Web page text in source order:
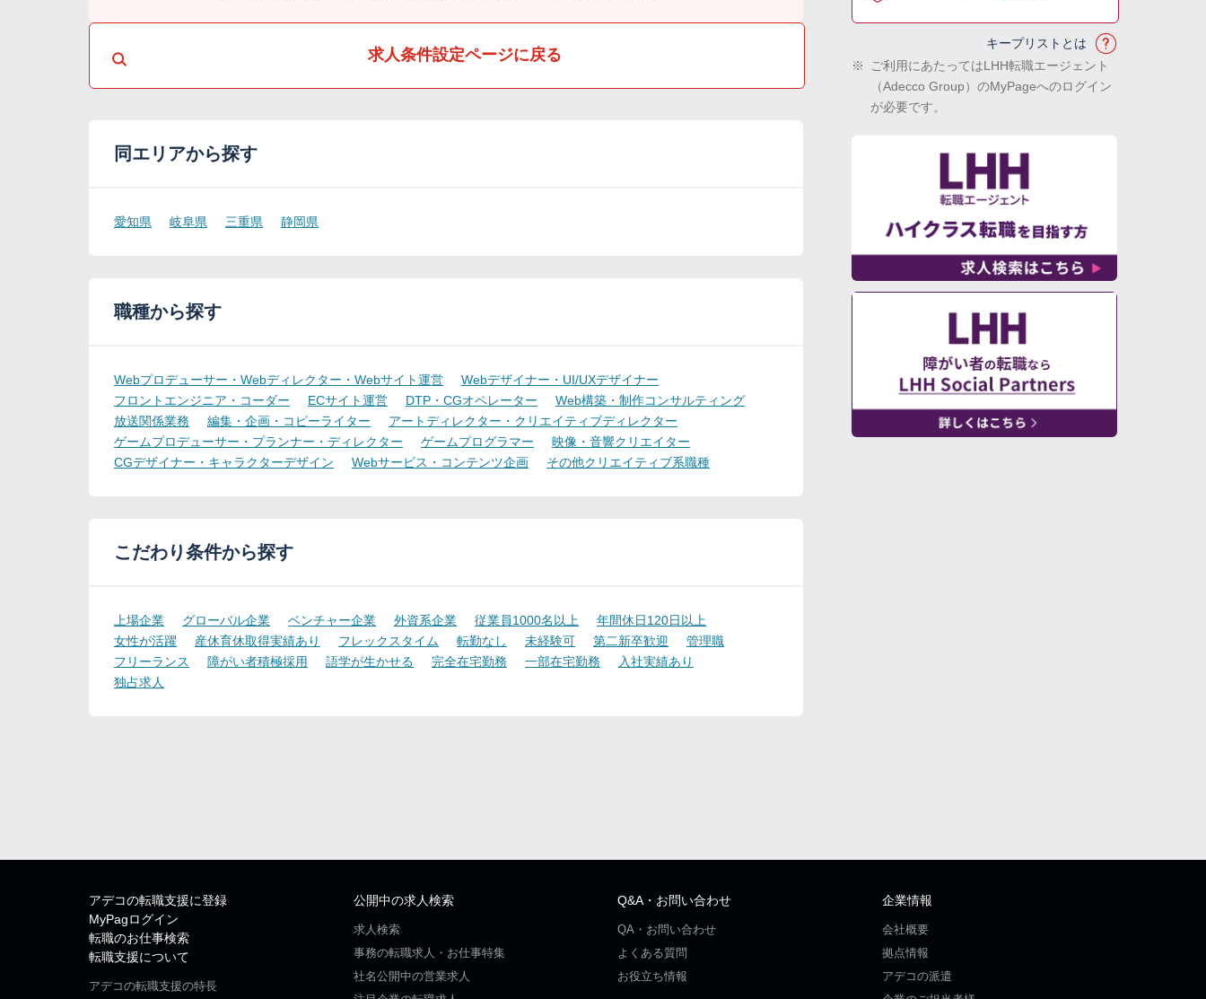
求人条件設定ページに戻る
同エリアから探す
愛知県 岐阜県 三重県 静岡県
職種から探す
Webプロデューサー・Webディレクター・Webサイト運営
Webデザイナー・UI/UXデザイナー
フロントエンジニア・コーダー
ECサイト運営 DTP・CGオペレーター
Web構築・制作コンサルティング
放送関係業務
編集・企画・コピーライター
アートディレクター・クリエイティブディレクター
ゲームプロデューサー・プランナー・ディレクター
ゲームプログラマー
映像・音響クリエイター
CGデザイナー・キャラクターデザイン
Webサービス・コンテンツ企画 その他クリエイティブ系職種
こだわり条件から探す
上場企業 グローバル企業 ベンチャー企業 外資系企業 従業員1000名以上
年間休日120日以上
女性が活躍
産休育休取得実績あり フレックスタイム 転勤なし 未経験可 第二新卒歓迎
管理職
フリーランス
障がい者積極採用 語学が生かせる 完全在宅勤務 一部在宅勤務
入社実績あり
独占求人
キープリストとは
※
ご利用にあたってはLHH転職エージェント
（Adecco Group）のMyPageへのログイン
が必要です。
アデコの転職支援に登録
MyPagログイン
転職のお仕事検索
転職支援について
アデコの転職支援の特長
公開中の求人検索
求人検索
事務の転職求人・お仕事特集
社名公開中の営業求人
Q&A・お問い合わせ
QA・お問い合わせ
よくある質問
お役立ち情報
企業情報
会社概要
拠点情報
アデコの派遣